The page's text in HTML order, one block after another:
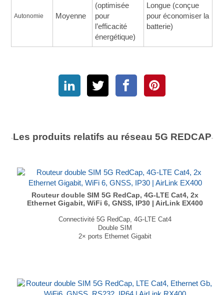
Autonomie Moyenne
(optimisée
pour
l’efficacité
énergétique)
Longue (conçue
pour économiser la
batterie)
Les produits relatifs au réseau 5G REDCAP
Routeur double SIM 5G RedCap, 4G-LTE Cat4, 2x
Ethernet Gigabit, WiFi 6, GNSS, IP30 | AirLink EX400
Connectivité 5G RedCap, 4G-LTE Cat4
Double SIM
2× ports Ethernet Gigabit
...